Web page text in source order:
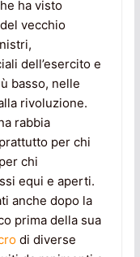
ha visto
vecchio
dell’esercito e
basso, nelle
rivoluzione.
rabbia
per chi
chi
equi e aperti.
anche dopo la
prima della sua
di diverse